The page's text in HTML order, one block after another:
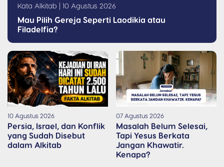
Kata Alkitab | 10 Agustus 2026
Mau Pilih Gereja Seperti Laodikia atau
Filadelfia?
10 Agustus 2026
Persia, Israel, dan Konflik
yang Sudah Disebut
dalam Alkitab
07 Agustus 2026
Masalah Belum Selesai,
Tapi Yesus Berkata
Jangan Khawatir.
Kenapa?